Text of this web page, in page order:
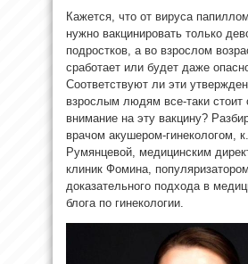
Кажется, что от вируса
нужно вакцинировать только
подростков, а во взрослом
сработает или будет даже
Соответствуют ли эти
взрослым людям все-таки стоит
внимание на эту вакцину?
врачом акушером-гинекологом,
Румянцевой, медицинским
клиник Фомина, популяризатором
доказательного подхода в
блога по гинекологии.